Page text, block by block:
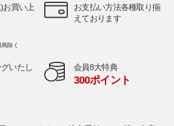
お買い上
除く
お支払い方法各種取り揃
えております
いたし
会員8大特典
300ポイント